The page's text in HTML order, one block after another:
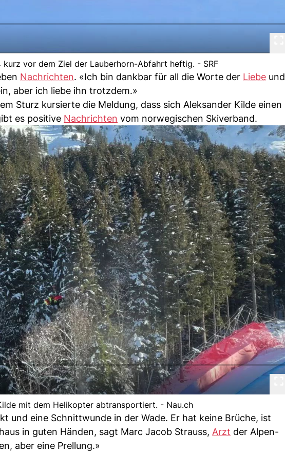
vor dem Ziel der Lauberhorn-Abfahrt heftig. - SRF
Nachrichten. «Ich bin dankbar für all die Worte der Liebe und
aber ich liebe ihn trotzdem.»
Sturz kursierte die Meldung, dass sich Aleksander Kilde einen
es positive Nachrichten vom norwegischen Skiverband.
mit dem Helikopter abtransportiert. - Nau.ch
und eine Schnittwunde in der Wade. Er hat keine Brüche, ist
in guten Händen, sagt Marc Jacob Strauss, Arzt der Alpen-
aber eine Prellung.»